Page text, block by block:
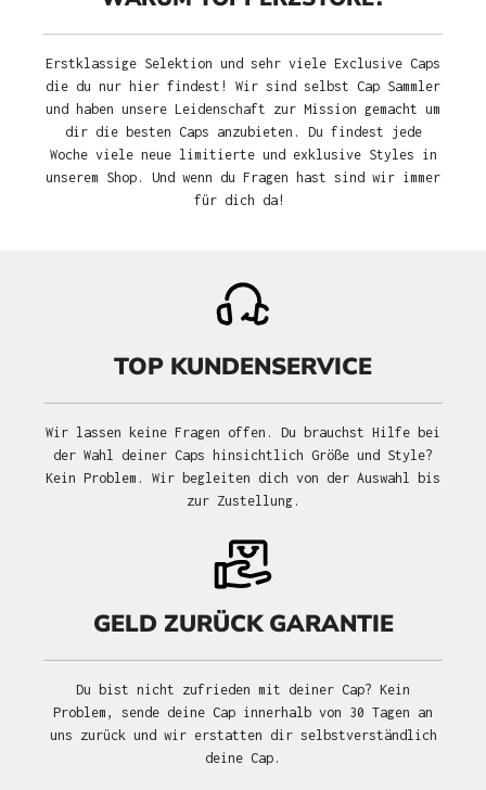
Erstklassige Selektion und sehr viele Exclusive Caps
die du nur hier findest! Wir sind selbst Cap Sammler
und haben unsere Leidenschaft zur Mission gemacht um
dir die besten Caps anzubieten. Du findest jede
Woche viele neue limitierte und exklusive Styles in
unserem Shop. Und wenn du Fragen hast sind wir immer
für dich da!
TOP KUNDENSERVICE
Wir lassen keine Fragen offen. Du brauchst Hilfe bei
der Wahl deiner Caps hinsichtlich Größe und Style?
Kein Problem. Wir begleiten dich von der Auswahl bis
zur Zustellung.
GELD ZURÜCK GARANTIE
Du bist nicht zufrieden mit deiner Cap? Kein
Problem, sende deine Cap innerhalb von 30 Tagen an
uns zurück und wir erstatten dir selbstverständlich
deine Cap.